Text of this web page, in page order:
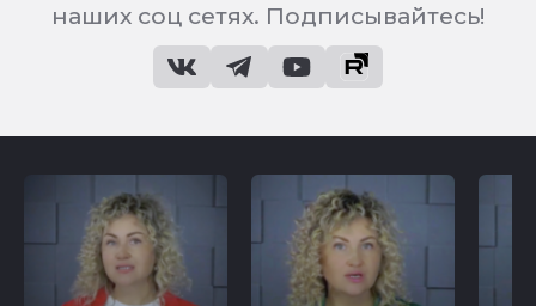
наших соц сетях. Подписывайтесь!